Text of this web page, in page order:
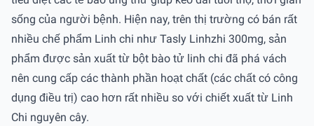
sống của người bệnh. Hiện nay, trên thị trường có bán rất
nhiều chế phẩm Linh chi như Tasly Linhzhi 300mg, sản
phẩm được sản xuất từ bột bào tử linh chi đã phá vách
nên cung cấp các thành phần hoạt chất (các chất có công
dụng điều trị) cao hơn rất nhiều so với chiết xuất từ Linh
Chi nguyên cây.